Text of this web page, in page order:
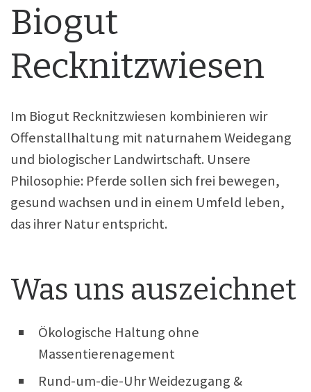
Biogut
Recknitzwiesen
Im Biogut Recknitzwiesen kombinieren wir
Offenstallhaltung mit naturnahem Weidegang
und biologischer Landwirtschaft. Unsere
Philosophie: Pferde sollen sich frei bewegen,
gesund wachsen und in einem Umfeld leben,
das ihrer Natur entspricht.
Was uns auszeichnet
Ökologische Haltung ohne
Massentierenagement
Rund-um-die-Uhr Weidezugang &